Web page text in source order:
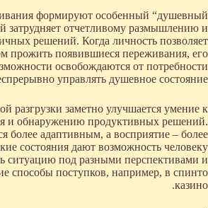
формируют особенный “душевный
затрудняет отчетливому размышлению и
решений. Когда личность позволяет
прожить появившиеся переживания, его
освобождаются от потребности
управлять душевное состояние.
разгрузки заметно улучшается умение к
и обнаружению продуктивных решений.
более адаптивным, а восприятие – более
состояния дают возможность человеку
ситуацию под разными перспективами и
способы поступков, например, в спинто
казино.